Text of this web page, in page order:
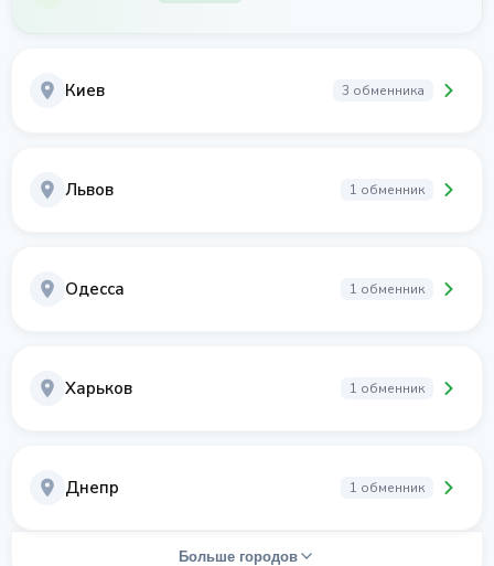
Киев 3 обменника
Львов 1 обменник
Одесса 1 обменник
Харьков 1 обменник
Днепр 1 обменник
Больше городов